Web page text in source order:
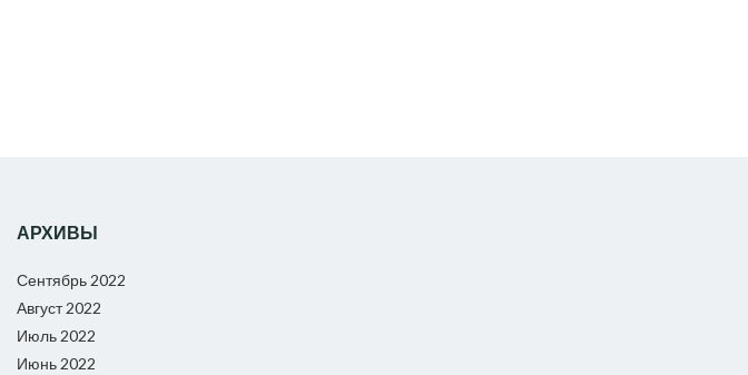
АРХИВЫ
Сентябрь 2022
Август 2022
Июль 2022
Июнь 2022